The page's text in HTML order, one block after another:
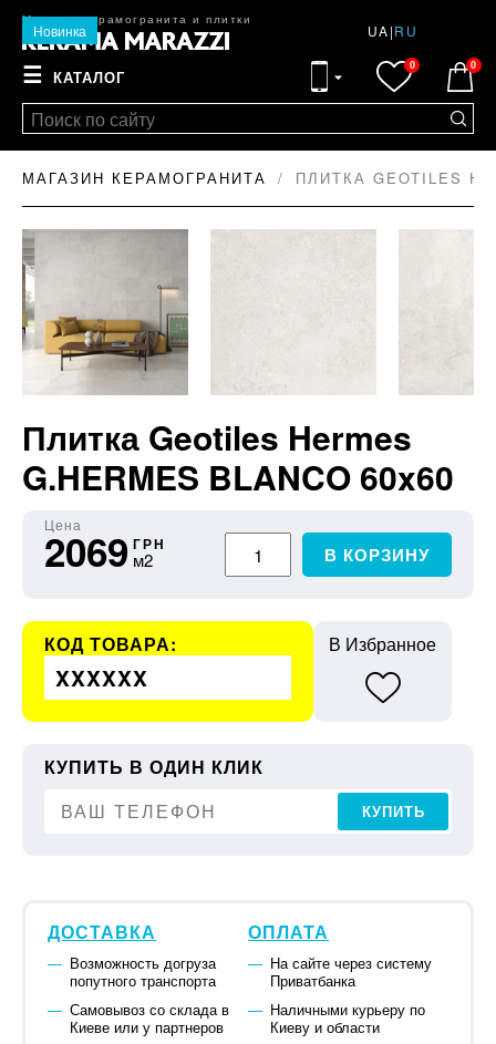
Магазин керамогранита и плитки
UA|RU
☰ КАТАЛОГ
0 0
МАГАЗИН КЕРАМОГРАНИТА ПЛИТКА GEOTILES
Новинка
Плитка Geotiles Hermes
G.HERMES BLANCO 60x60
Цена
2069 ГРН
м2 В КОРЗИНУ
КОД ТОВАРА:
XXXXXX
В Избранное
КУПИТЬ В ОДИН КЛИК
КУПИТЬ
ДОСТАВКА
Возможность догруза
попутного транспорта
Самовывоз со склада в
Киеве или у партнеров
ОПЛАТА
На сайте через систему
Приватбанка
Наличными курьеру по
Киеву и области